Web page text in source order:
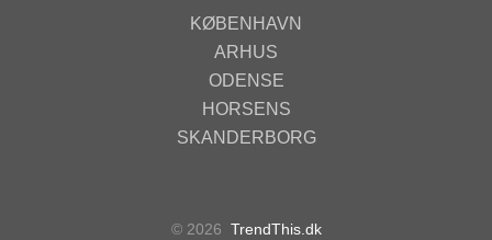
KØBENHAVN
ARHUS
ODENSE
HORSENS
SKANDERBORG
© 2026 TrendThis.dk